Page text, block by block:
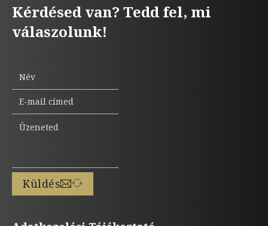
Kérdésed van? Tedd fel, mi
válaszolunk!
Küldés